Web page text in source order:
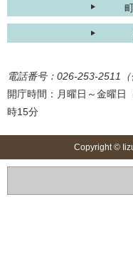
電話番号：026-253-2511（
開庁時間：月曜日～金曜日
時15分
Copyright ©